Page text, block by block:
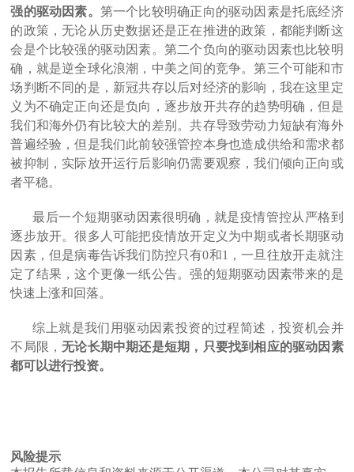
强的驱动因素。 第一个比较明确正向的驱动因素是托底经济
的政策，无论从历史数据还是正在推进的政策，都能判断这
会是个比较强的驱动因素。第二个负向的驱动因素也比较明
确，就是逆全球化浪潮，中美之间的竞争。第三个可能和市
场判断不同的是，新冠共存以后对经济的影响，我在这里定
义为不确定正向还是负向，逐步放开共存的趋势明确，但是
我们和海外仍有比较大的差别。共存导致劳动力短缺有海外
普遍经验，但是我们此前较强管控本身也造成供给和需求都
被抑制，实际放开运行后影响仍需要观察，我们倾向正向或
者平稳。
最后一个短期驱动因素很明确，就是疫情管控从严格到
逐步放开。很多人可能把疫情放开定义为中期或者长期驱动
因素，但是病毒告诉我们防控只有0和1，一旦往放开走就注
定了结果，这个更像一纸公告。强的短期驱动因素带来的是
快速上涨和回落。
综上就是我们用驱动因素投资的过程简述，投资机会并
不局限，无论长期中期还是短期，只要找到相应的驱动因素
都可以进行投资。
风险提示